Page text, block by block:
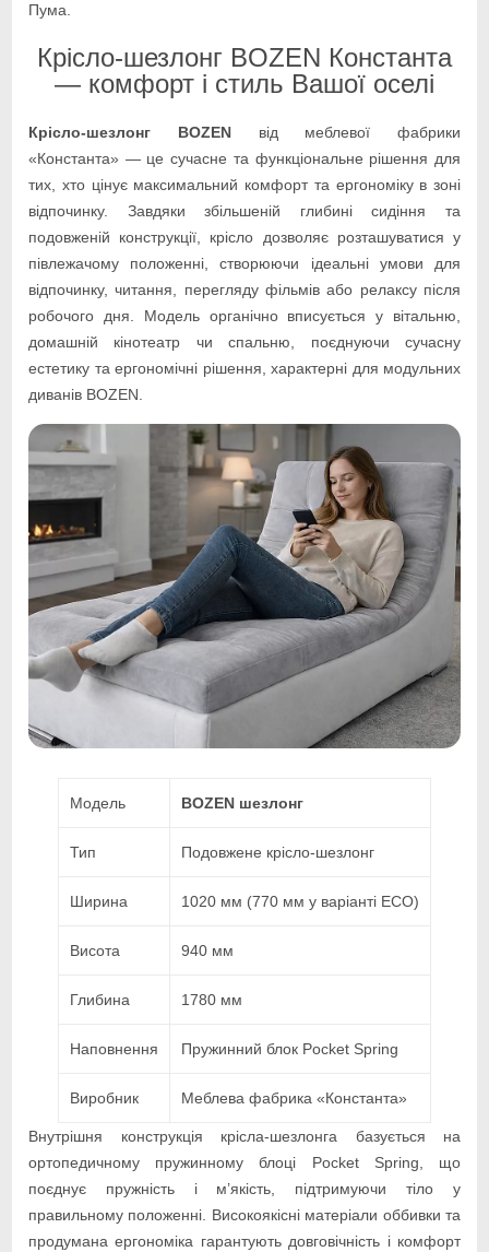
Пума.
Крісло-шезлонг BOZEN Константа
— комфорт і стиль Вашої оселі
Крісло-шезлонг BOZENвід меблевої фабрики
«Константа» — це сучасне та функціональне рішення для
тих, хто цінує максимальний комфорт та ергономіку в зоні
відпочинку. Завдяки збільшеній глибині сидіння та
подовженій конструкції, крісло дозволяє розташуватися у
півлежачому положенні, створюючи ідеальні умови для
відпочинку, читання, перегляду фільмів або релаксу після
робочого дня. Модель органічно вписується у вітальню,
домашній кінотеатр чи спальню, поєднуючи сучасну
естетику та ергономічні рішення, характерні для модульних
диванів BOZEN.
Модель BOZEN шезлонг
Тип Подовжене крісло-шезлонг
Ширина 1020 мм (770 мм у варіанті ECO)
Висота 940 мм
Глибина 1780 мм
Наповнення Пружинний блок Pocket Spring
Виробник Меблева фабрика «Константа»
Внутрішня конструкція крісла-шезлонга базується на
ортопедичному пружинному блоці Pocket Spring, що
поєднує пружність і м’якість, підтримуючи тіло у
правильному положенні. Високоякісні матеріали оббивки та
продумана ергономіка гарантують довговічність і комфорт